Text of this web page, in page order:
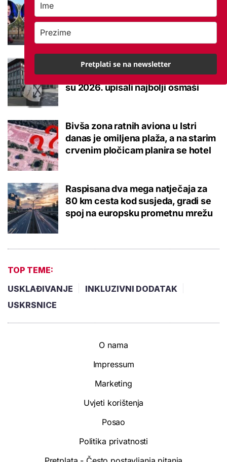
brucoš mora naviknuti
Ovo je 10 srednjoškolskih smjerova
u Krapinsko-zagorskoj županiji koje
su 2026. upisali najbolji osmaši
Bivša zona ratnih aviona u Istri
danas je omiljena plaža, a na starim
crvenim pločicam planira se hotel
Raspisana dva mega natječaja za
80 km cesta kod susjeda, gradi se
spoj na europsku prometnu mrežu
TOP TEME:
USKLAĐIVANJE
INKLUZIVNI DODATAK
USKRSNICE
O nama
Impressum
Marketing
Uvjeti korištenja
Posao
Politika privatnosti
Pretplati se na newsletter